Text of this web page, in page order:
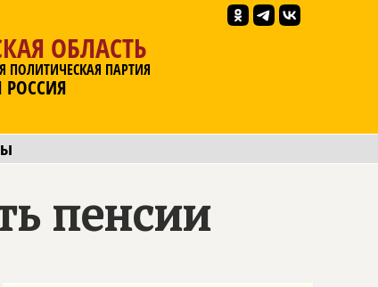
ОБЛАСТЬ
ПОЛИТИЧЕСКАЯ ПАРТИЯ
РОССИЯ
пенсии